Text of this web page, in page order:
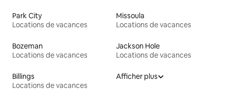
Park City
Locations de vacances
Missoula
Locations de vacances
Bozeman
Locations de vacances
Jackson Hole
Locations de vacances
Billings
Locations de vacances
Afficher plus